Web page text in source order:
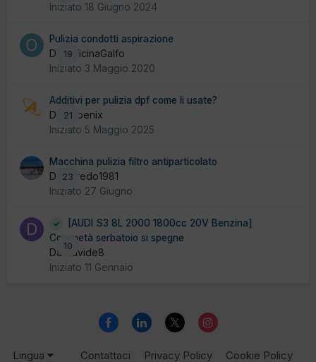
Iniziato 18 Giugno 2024
19
Pulizia condotti aspirazione
Da OfficinaGalfo
Iniziato 3 Maggio 2020
21
Additivi per pulizia dpf come li usate?
Da Phoenix
Iniziato 5 Maggio 2025
23
Macchina pulizia filtro antiparticolato
Da alfredo1981
Iniziato 27 Giugno
10
[AUDI S3 8L 2000 1800cc 20V Benzina]
Con metà serbatoio si spegne
Da Davide8
Iniziato 11 Gennaio
Lingua Contattaci Privacy Policy Cookie Policy